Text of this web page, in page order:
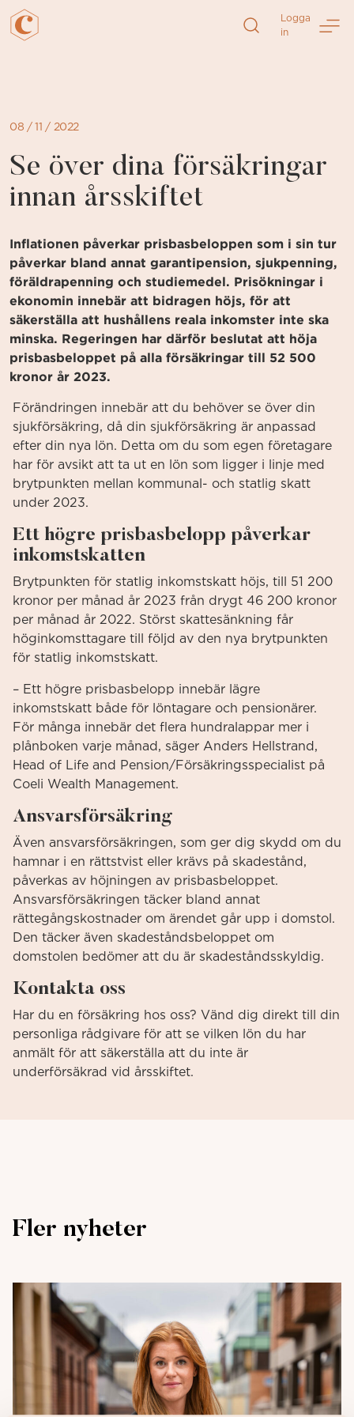
Direkt
Logga
in
08 / 11 / 2022
Se över dina försäkringar
innan årsskiftet
Inflationen påverkar prisbasbeloppen som i sin tur
påverkar bland annat garantipension, sjukpenning,
föräldrapenning och studiemedel. Prisökningar i
ekonomin innebär att bidragen höjs, för att
säkerställa att hushållens reala inkomster inte ska
minska. Regeringen har därför beslutat att höja
prisbasbeloppet på alla försäkringar till 52 500
kronor år 2023.
Förändringen innebär att du behöver se över din
sjukförsäkring, då din sjukförsäkring är anpassad
efter din nya lön. Detta om du som egen företagare
har för avsikt att ta ut en lön som ligger i linje med
brytpunkten mellan kommunal- och statlig skatt
under 2023.
Ett högre prisbasbelopp påverkar
inkomstskatten
Brytpunkten för statlig inkomstskatt höjs, till 51 200
kronor per månad år 2023 från drygt 46 200 kronor
per månad år 2022. Störst skattesänkning får
höginkomsttagare till följd av den nya brytpunkten
för statlig inkomstskatt.
– Ett högre prisbasbelopp innebär lägre
inkomstskatt både för löntagare och pensionärer.
För många innebär det flera hundralappar mer i
plånboken varje månad, säger Anders Hellstrand,
Head of Life and Pension/Försäkringsspecialist på
Coeli Wealth Management.
Ansvarsförsäkring
Även ansvarsförsäkringen, som ger dig skydd om du
hamnar i en rättstvist eller krävs på skadestånd,
påverkas av höjningen av prisbasbeloppet.
Ansvarsförsäkringen täcker bland annat
rättegångskostnader om ärendet går upp i domstol.
Den täcker även skadeståndsbeloppet om
domstolen bedömer att du är skadeståndsskyldig.
Kontakta oss
Har du en försäkring hos oss? Vänd dig direkt till din
personliga rådgivare för att se vilken lön du har
anmält för att säkerställa att du inte är
underförsäkrad vid årsskiftet.
Fler nyheter